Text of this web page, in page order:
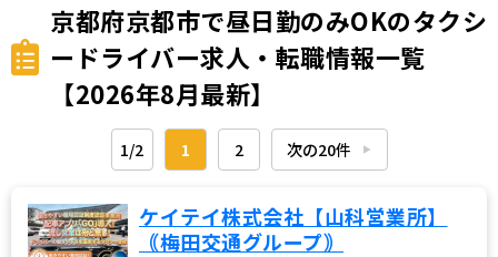
京都府京都市で昼日勤のみOKのタクシ
ードライバー求人・転職情報一覧
【2026年8月最新】
1/2 1 2 次の20件 ▶︎
ケイテイ株式会社【山科営業所】
｟梅田交通グループ｠